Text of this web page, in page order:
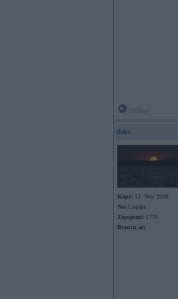
dsks
Kopš: 12. Nov 2008
No: Liepāja
Ziņojumi: 1770
Braucu ar: